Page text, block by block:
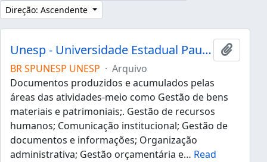
Direção: Ascendente
Unesp - Universidade Estadual Paulista "Júlio de Mesquita Filho"
BR SPUNESP UNESP · Arquivo
Documentos produzidos e acumulados pelas
áreas das atividades-meio como Gestão de bens
materiais e patrimoniais;. Gestão de recursos
humanos; Comunicação institucional; Gestão de
documentos e informações; Organização
administrativa; Gestão orçamentária e… Read